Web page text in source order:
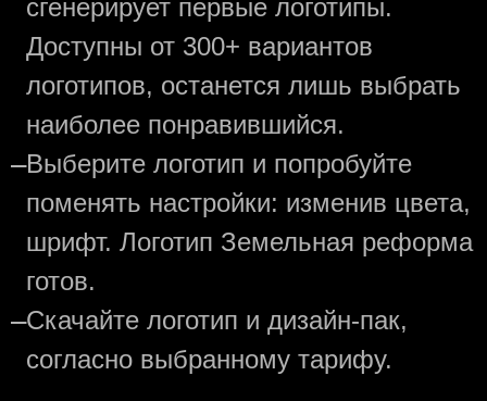
сгенерирует первые логотипы.
Доступны от 300+ вариантов
логотипов, останется лишь выбрать
наиболее понравившийся.
—Выберите логотип и попробуйте
поменять настройки: изменив цвета,
шрифт. Логотип Земельная реформа
готов.
—Скачайте логотип и дизайн-пак,
согласно выбранному тарифу.